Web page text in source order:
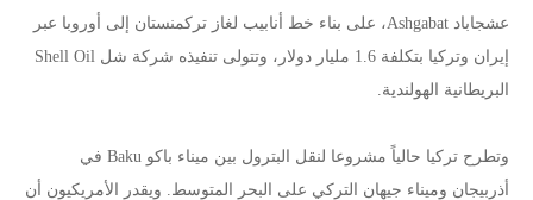
عشجاباد Ashgabat، على بناء خط أنابيب لغاز تركمنستان إلى أوروبا عبر
إيران وتركيا بتكلفة 1.6 مليار دولار، وتتولى تنفيذه شركة شل Shell Oil
البريطانية الهولندية.
وتطرح تركيا حالياً مشروعا لنقل البترول بين ميناء باكو Baku في
أذربيجان وميناء جيهان التركي على البحر المتوسط. ويقدر الأمريكيون أن